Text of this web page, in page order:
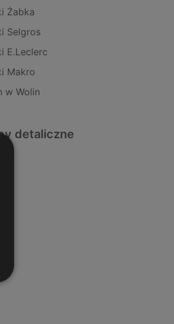
Żabka
Selgros
E.Leclerc
Makro
w Wolin
detaliczne